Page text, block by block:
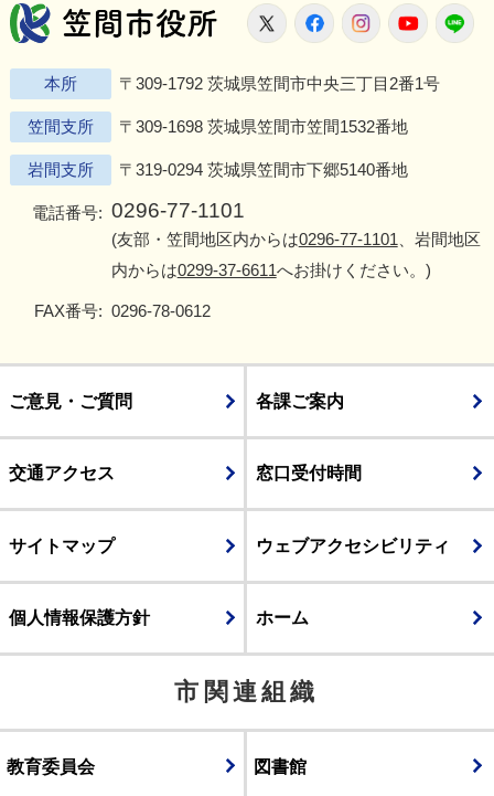
笠間市役所
X FacebookInstagram
本所 〒309-1792 茨城県笠間市中央三丁目2番1号
笠間支所 〒309-1698 茨城県笠間市笠間1532番地
岩間支所 〒319-0294 茨城県笠間市下郷5140番地
電話番号: 0296-77-1101
(友部・笠間地区内からは0296-77-1101 、岩間地区
内からは0299-37-6611へお掛けください。)
FAX番号: 0296-78-0612
ご意見・ご質問 各課ご案内
交通アクセス 窓口受付時間
サイトマップ ウェブアクセシビリティ
個人情報保護方針 ホーム
市関連組織
教育委員会 図書館